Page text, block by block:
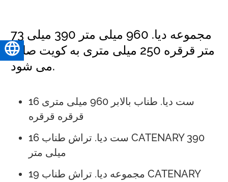
73 مجموعه دیا. 960 میلی متر 390 میلی
متر قرقره 250 میلی متری به کویت صادر
می شود.
16 ست دیا. طناب بالابر 960 میلی متری
قرقره قرقره
16 ست دیا. تراش طناب CATENARY 390
میلی متر
19 مجموعه دیا. تراش طناب CATENARY
فارسی